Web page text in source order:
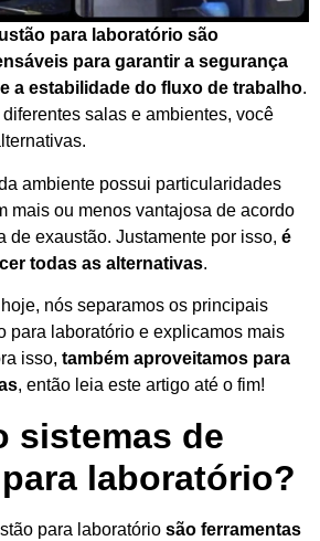
para laboratório são
para garantir a segurança
a estabilidade do fluxo de trabalho.
salas e ambientes, você
ambiente possui particularidades
mais ou menos vantajosa de acordo
de exaustão. Justamente por isso, é
todas as alternativas.
nós separamos os principais
para laboratório e explicamos mais
isso, também aproveitamos para
, então leia este artigo até o fim!
sistemas de
laboratório?
para laboratório são ferramentas